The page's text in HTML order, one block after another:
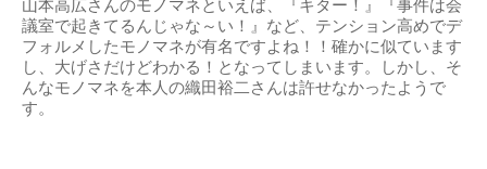
山本高広さんのモノマネといえば、『キター！』『事件は会
議室で起きてるんじゃな～い！』など、テンション高めでデ
フォルメしたモノマネが有名ですよね！！確かに似ています
し、大げさだけどわかる！となってしまいます。しかし、そ
んなモノマネを本人の織田裕二さんは許せなかったようで
す。